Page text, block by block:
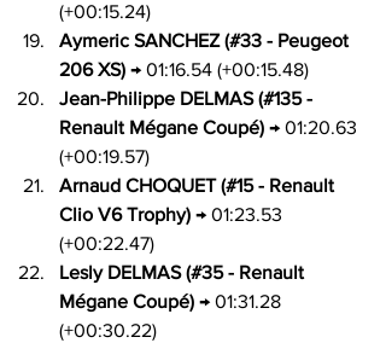
(+00:15.24)
Aymeric SANCHEZ (#33 - Peugeot
206 XS) → 01:16.54 (+00:15.48)
Jean-Philippe DELMAS (#135 -
Renault Mégane Coupé) → 01:20.63
(+00:19.57)
Arnaud CHOQUET (#15 - Renault
Clio V6 Trophy) → 01:23.53
(+00:22.47)
Lesly DELMAS (#35 - Renault
Mégane Coupé) → 01:31.28
(+00:30.22)